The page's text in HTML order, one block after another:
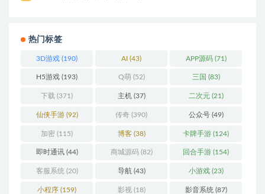
热门标签
3D游戏 (190) AI (43) APP源码(71)
H5游戏 (193) Q萌 (52) 三国 (83)
下载 (371) 主机(37) 二次元(21)
仙侠手游(92) 传奇 (390) 公众号(49)
加密 (115) 博客(38) 卡牌手游 (124)
即时通讯(44) 商城源码(82) 回合手游 (154)
客服系统 (20) 导航(43) 小游戏(23)
小程序 (159) 影视(18) 影音系统 (87)